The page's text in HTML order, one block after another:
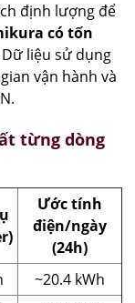
định lượng để
có tốn
Dữ liệu sử dụng
vận hành và
từng dòng
Ước tính
điện/ngày
(24h)
~20.4 kWh